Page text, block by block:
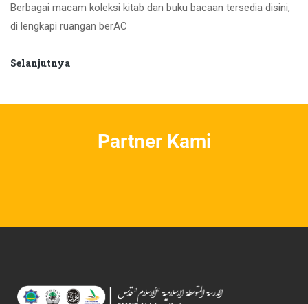
Berbagai macam koleksi kitab dan buku bacaan tersedia disini,
di lengkapi ruangan berAC
Selanjutnya
Partner Kami